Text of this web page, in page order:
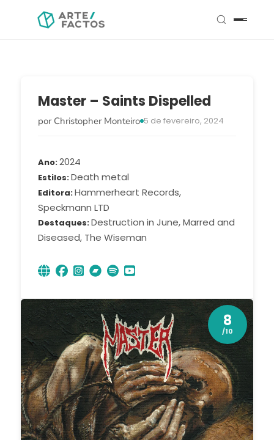
Master – Saints Dispelled
por Christopher Monteiro 5 de fevereiro, 2024
Ano 2024
Estilos Death metal
Editora Hammerheart Records,
Speckmann LTD
Destaques Destruction in June, Marred and
Diseased, The Wiseman
8
/10